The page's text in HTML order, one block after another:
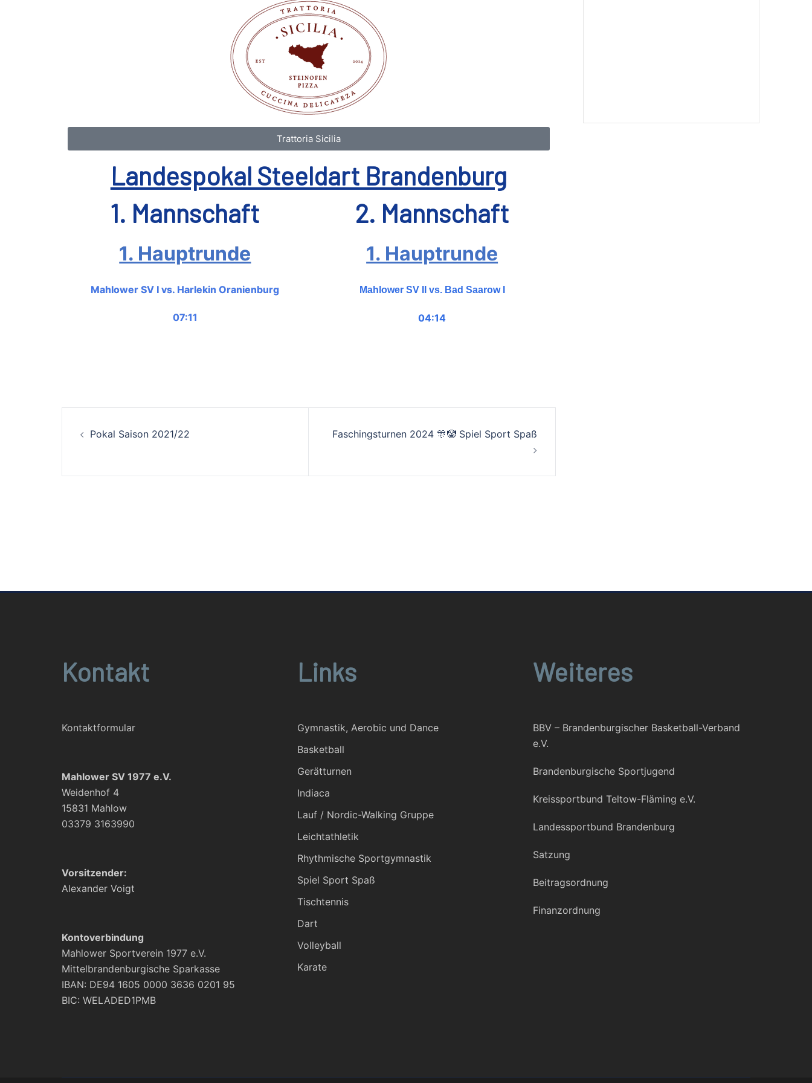
Trattoria Sicilia
Landespokal Steeldart Brandenburg
1. Mannschaft
1. Hauptrunde
Mahlower SV I vs. Harlekin Oranienburg
07:11
2. Mannschaft
1. Hauptrunde
Mahlower SV II vs. Bad Saarow I
04:14
Pokal Saison 2021/22 Faschingsturnen 2024 🎊🤡 Spiel Sport Spaß
Kontakt
Kontaktformular
Mahlower SV 1977 e.V.
Weidenhof 4
15831 Mahlow
03379 3163990
Vorsitzender:
Alexander Voigt
Kontoverbindung
Mahlower Sportverein 1977 e.V.
Mittelbrandenburgische Sparkasse
IBAN: DE94 1605 0000 3636 0201 95
BIC: WELADED1PMB
Links
Gymnastik, Aerobic und Dance
Basketball
Gerätturnen
Indiaca
Lauf / Nordic-Walking Gruppe
Leichtathletik
Rhythmische Sportgymnastik
Spiel Sport Spaß
Tischtennis
Dart
Volleyball
Karate
Weiteres
BBV – Brandenburgischer Basketball-Verband
e.V.
Brandenburgische Sportjugend
Kreissportbund Teltow-Fläming e.V.
Landessportbund Brandenburg
Satzung
Beitragsordnung
Finanzordnung